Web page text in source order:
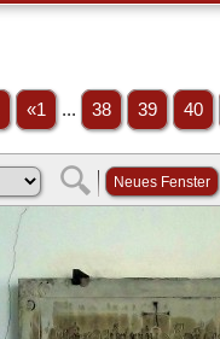
«1 ... 38 39 40